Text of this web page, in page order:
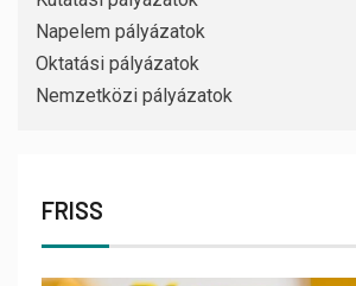
Napelem pályázatok
Oktatási pályázatok
Nemzetközi pályázatok
FRISS